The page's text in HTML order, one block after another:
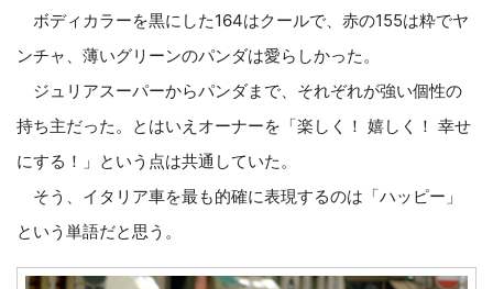
ボディカラーを黒にした164はクールで、赤の155は粋でヤ
ンチャ、薄いグリーンのパンダは愛らしかった。
ジュリアスーパーからパンダまで、それぞれが強い個性の
持ち主だった。とはいえオーナーを「楽しく！ 嬉しく！ 幸せ
にする！」という点は共通していた。
そう、イタリア車を最も的確に表現するのは「ハッピー」
という単語だと思う。